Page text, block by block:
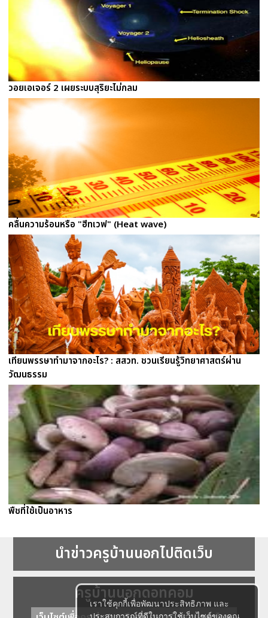
เราใช้คุกกี้เพื่อพัฒนาประสิทธิภาพ และ
วอยเอเจอร์ 2 เผยระบบสุริยะไม่กลม
คลื่นความร้อนหรือ "ฮีทเวฟ" (Heat wave)
เทียนพรรษาทำมาจากอะไร? : สสวท. ชวนเรียนรู้วิทยาศาสตร์ผ่าน
วัฒนธรรม
พืชที่ใช้เป็นอาหาร
นำข่าวครูบ้านนอกไปติดเว็บ
ครูบ้านนอกดอทคอม